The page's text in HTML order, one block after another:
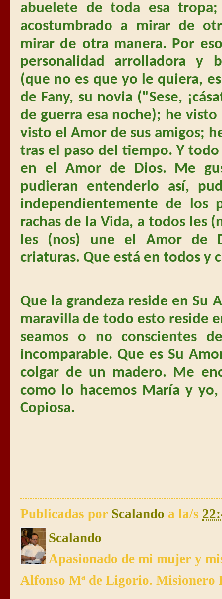
abuelete de toda esa
acostumbrado a mirar de
mirar de otra manera. Por
personalidad arrolladora y
(que no es que yo le quiera,
de Fany, su novia ("Sese,
de guerra esa noche); he
visto el Amor de sus amigos;
tras el paso del tiempo. Y
en el Amor de Dios. Me
pudieran entenderlo así,
independientemente de los
rachas de la Vida, a todos les
les (nos) une el Amor de
criaturas. Que está en todos y
Que la grandeza reside en Su
maravilla de todo esto reside
seamos o no conscientes
incomparable. Que es Su
colgar de un madero. Me
como lo hacemos María y
Copiosa.
Publicadas por Scalando a la/s
Scalando
Apasionado de mi mujer y
Alfonso Mª de Ligorio. Misionero